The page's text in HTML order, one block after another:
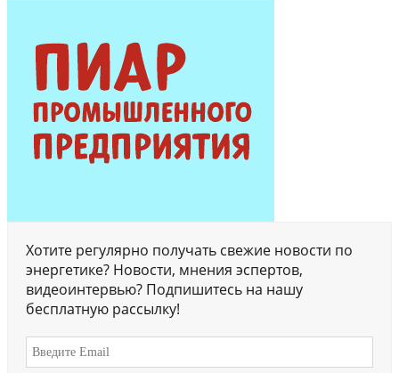
Хотите регулярно получать свежие новости по
энергетике? Новости, мнения эспертов,
видеоинтервью? Подпишитесь на нашу
бесплатную рассылку!